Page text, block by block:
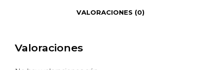
VALORACIONES (0)
Valoraciones